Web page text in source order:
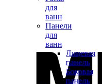
для
ванн
Панели
для
ванн
Лицевая
панель
Боковая
панель